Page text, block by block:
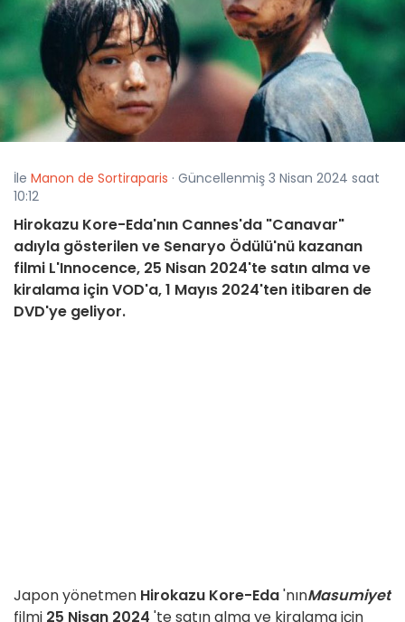
İle Manon de Sortiraparis · Güncellenmiş 3 Nisan 2024 saat
10:12
Hirokazu Kore-Eda'nın Cannes'da "Canavar"
adıyla gösterilen ve Senaryo Ödülü'nü kazanan
filmi L'Innocence, 25 Nisan 2024'te satın alma ve
kiralama için VOD'a, 1 Mayıs 2024'ten itibaren de
DVD'ye geliyor.
Japon yönetmen Hirokazu Kore-Eda'nınMasumiyet
filmi 25 Nisan 2024 'te satın alma ve kiralama için